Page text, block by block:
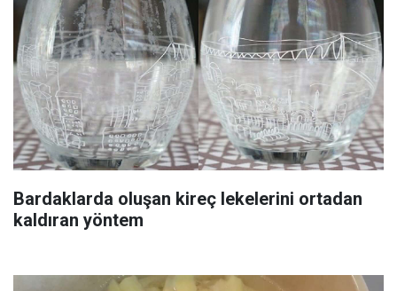
Bardaklarda oluşan kireç lekelerini ortadan
kaldıran yöntem